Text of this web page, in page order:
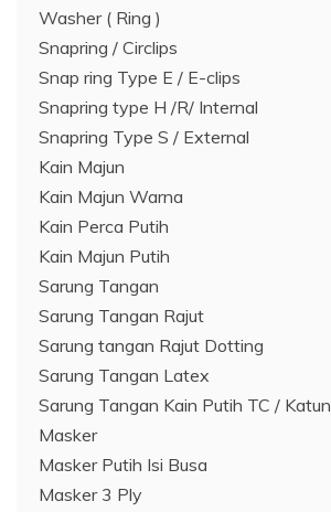
Washer ( Ring )
Snapring / Circlips
Snap ring Type E / E-clips
Snapring type H /R/ Internal
Snapring Type S / External
Kain Majun
Kain Majun Warna
Kain Perca Putih
Kain Majun Putih
Sarung Tangan
Sarung Tangan Rajut
Sarung tangan Rajut Dotting
Sarung Tangan Latex
Sarung Tangan Kain Putih TC / Katun
Masker
Masker Putih Isi Busa
Masker 3 Ply